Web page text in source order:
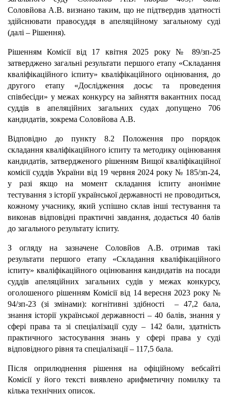
Соловйова А.В. визнано таким, що не підтвердив здатності
здійснювати правосуддя в апеляційному загальному суді
(далі – Рішення).
Рішенням Комісії від 17 квітня 2025 року № 89/зп-25
затверджено загальні результати першого етапу «Складання
кваліфікаційного іспиту» кваліфікаційного оцінювання, до
другого етапу «Дослідження досьє та проведення
співбесіди» у межах конкурсу на зайняття вакантних посад
суддів в апеляційних загальних судах допущено 706
кандидатів, зокрема Соловйова А.В.
Відповідно до пункту 8.2 Положення про порядок
складання кваліфікаційного іспиту та методику оцінювання
кандидатів, затвердженого рішенням Вищої кваліфікаційної
комісії суддів України від 19 червня 2024 року № 185/зп-24,
у разі якщо на момент складання іспиту анонімне
тестування з історії української державності не проводиться,
кожному учаснику, який успішно склав інші тестування та
виконав відповідні практичні завдання, додається 40 балів
до загального результату іспиту.
З огляду на зазначене Соловйов А.В. отримав такі
результати першого етапу «Складання кваліфікаційного
іспиту» кваліфікаційного оцінювання кандидатів на посади
суддів апеляційних загальних судів у межах конкурсу,
оголошеного рішенням Комісії від 14 вересня 2023 року №
94/зп-23 (зі змінами): когнітивні здібності – 47,2 бала,
знання історії української державності – 40 балів, знання у
сфері права та зі спеціалізації суду – 142 бали, здатність
практичного застосування знань у сфері права у суді
відповідного рівня та спеціалізації – 117,5 бала.
Після оприлюднення рішення на офіційному вебсайті
Комісії у його тексті виявлено арифметичну помилку та
кілька технічних описок.